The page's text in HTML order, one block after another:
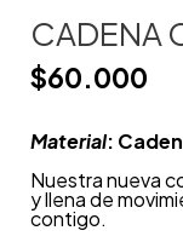
CADENA
$60.000
Material:
Nuestra nueva
y llena de
contigo.